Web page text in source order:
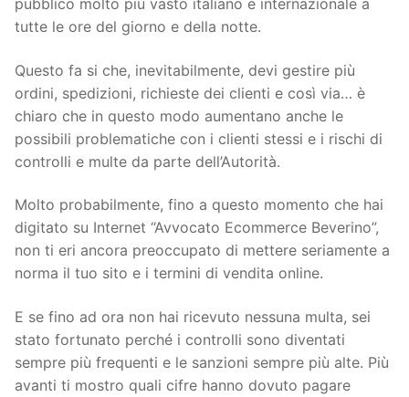
tutte le ore del giorno e della notte.
Questo fa si che, inevitabilmente, devi gestire più
ordini, spedizioni, richieste dei clienti e così via… è
chiaro che in questo modo aumentano anche le
possibili problematiche con i clienti stessi e i rischi di
controlli e multe da parte dell’Autorità.
Molto probabilmente, fino a questo momento che hai
digitato su Internet “Avvocato Ecommerce Beverino”,
non ti eri ancora preoccupato di mettere seriamente a
norma il tuo sito e i termini di vendita online.
E se fino ad ora non hai ricevuto nessuna multa, sei
stato fortunato perché i controlli sono diventati
sempre più frequenti e le sanzioni sempre più alte. Più
avanti ti mostro quali cifre hanno dovuto pagare